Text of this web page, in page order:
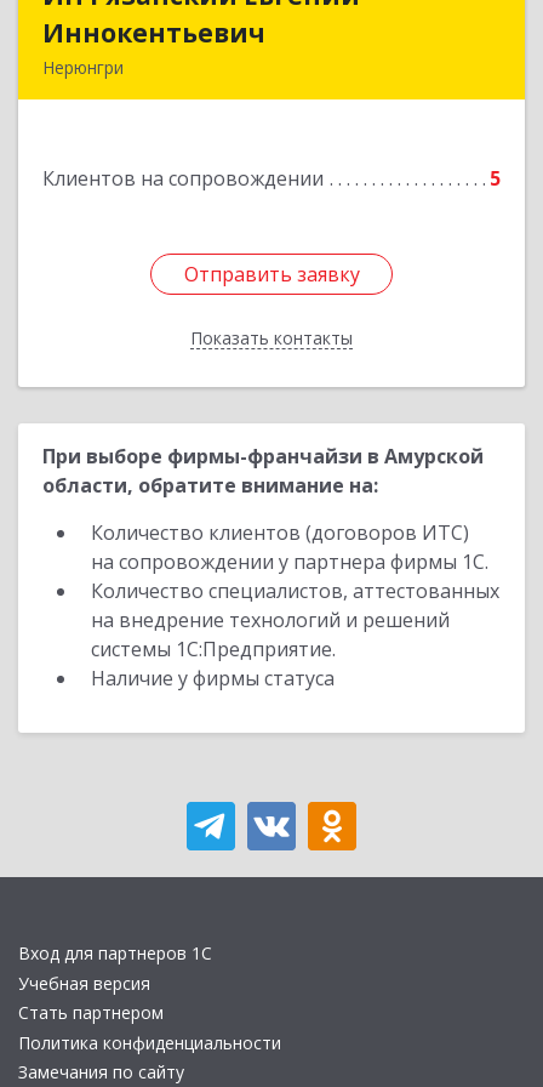
Иннокентьевич
Нерюнгри
Клиентов на сопровождении 5
Отправить заявку
Показать контакты
Подробнее
Отправить заявку
Назад
При выборе фирмы-франчайзи в Амурской
области, обратите внимание на:
Количество клиентов (договоров ИТС)
на сопровождении у партнера фирмы 1С.
Количество специалистов, аттестованных
на внедрение технологий и решений
системы 1С:Предприятие.
Наличие у фирмы статуса
Вход для партнеров 1С
Учебная версия
Стать партнером
Политика конфиденциальности
Замечания по сайту